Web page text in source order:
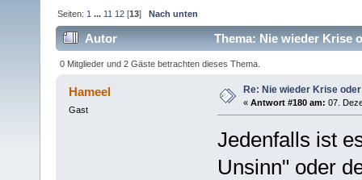
Seiten: 1 ... 11 12 [13]Nach unten
Autor Thema: Nie wieder Krise
0 Mitglieder und 2 Gäste betrachten dieses Thema.
Hameel
Gast
Re: Nie wieder Krise
« Antwort #180 am: 07.
Jedenfalls ist
Unsinn" oder